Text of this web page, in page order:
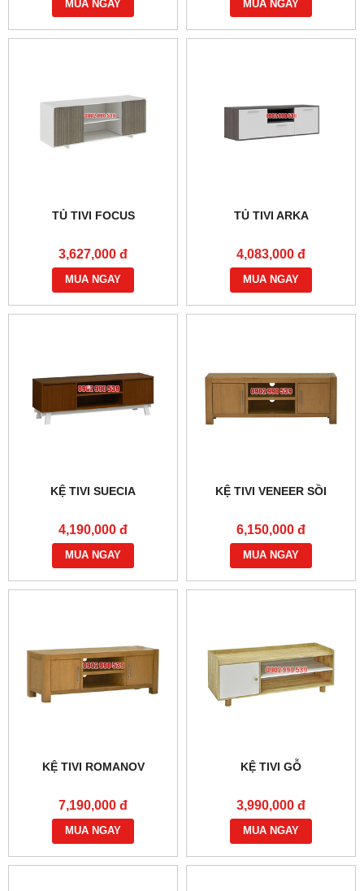
MUA NGAY MUA NGAY
TỦ TIVI FOCUS
3,627,000 đ
MUA NGAY
TỦ TIVI ARKA
4,083,000 đ
MUA NGAY
KỆ TIVI SUECIA
4,190,000 đ
MUA NGAY
KỆ TIVI VENEER SỒI
6,150,000 đ
MUA NGAY
KỆ TIVI ROMANOV
7,190,000 đ
MUA NGAY
KỆ TIVI GỖ
3,990,000 đ
MUA NGAY